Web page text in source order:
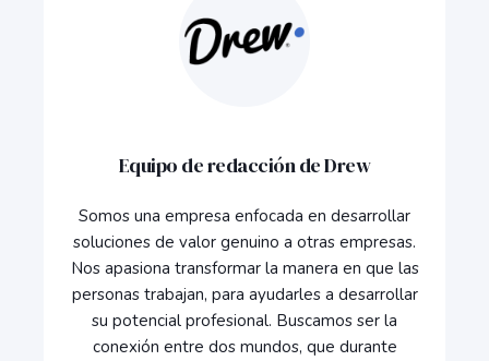
Equipo de redacción de Drew
Somos una empresa enfocada en desarrollar
soluciones de valor genuino a otras empresas.
Nos apasiona transformar la manera en que las
personas trabajan, para ayudarles a desarrollar
su potencial profesional. Buscamos ser la
conexión entre dos mundos, que durante